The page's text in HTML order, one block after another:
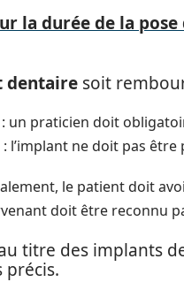
la durée de la
dentaire soit
: un praticien doit
: l’implant ne doit pas
le patient doit
doit être reconnu
titre des implants
précis.